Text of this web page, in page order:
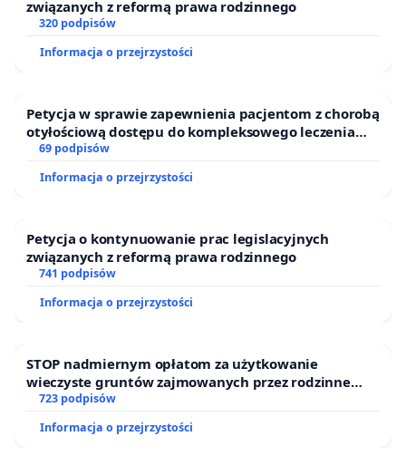
związanych z reformą prawa rodzinnego
320 podpisów
Informacja o przejrzystości
Petycja w sprawie zapewnienia pacjentom z chorobą
otyłościową dostępu do kompleksowego leczenia
oraz programów profilaktycznych.
69 podpisów
Informacja o przejrzystości
Petycja o kontynuowanie prac legislacyjnych
związanych z reformą prawa rodzinnego
741 podpisów
Informacja o przejrzystości
STOP nadmiernym opłatom za użytkowanie
wieczyste gruntów zajmowanych przez rodzinne
ogrody działkowe.
723 podpisów
Informacja o przejrzystości